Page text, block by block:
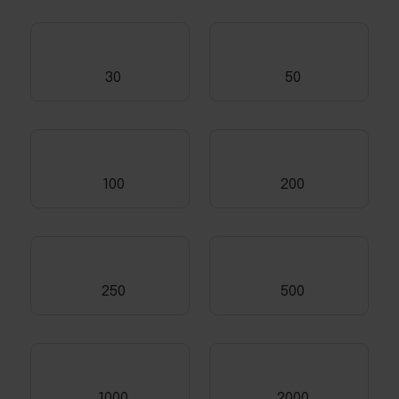
30 50
100 200
250 500